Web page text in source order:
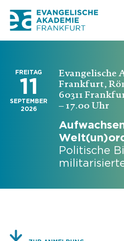
FREITAG
11
SEPTEMBER
2026
Evangelische
Frankfurt,
60311
– 17.00 Uhr
Politische